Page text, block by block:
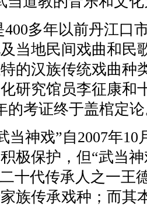
400多年以前丹江口
当地民间戏曲和民
的汉族传统戏曲种
研究馆员李征康和
的考证终于盖棺定
当神戏”自2007年
极保护，但“武当
十代传承人之一王
族传承戏种；而其